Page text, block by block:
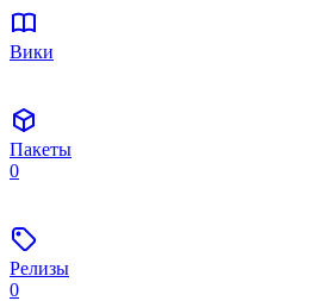
Вики
Пакеты
0
Релизы
0